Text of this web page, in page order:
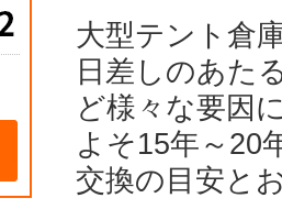
大型テント倉
日差しのあた
ど様々な要因
よそ15年～20
交換の目安と